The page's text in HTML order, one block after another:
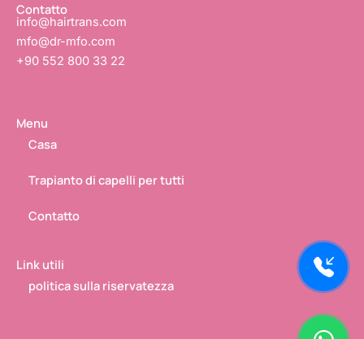
Contatto
info@hairtrans.com
mfo@dr-mfo.com
+90 552 800 33 22
Menu
Casa
Trapianto di capelli per tutti
Contatto
Link utili
politica sulla riservatezza